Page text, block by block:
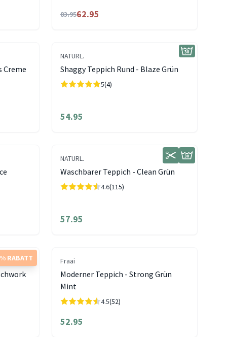
83.9562.95
Creme
NATURL.
Shaggy Teppich Rund - Blaze Grün
5(4)
54.95
NATURL.
Waschbarer Teppich - Clean Grün
4.6(115)
57.95
RABATT Fraai
Moderner Teppich - Strong Grün
Mint
4.5(52)
52.95